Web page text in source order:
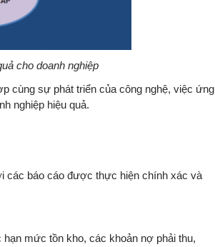
cho doanh nghiệp
cùng sự phát triển của công nghệ, việc ứng
nghiệp hiệu quả.
các báo cáo được thực hiện chính xác và
mức tồn kho, các khoản nợ phải thu,